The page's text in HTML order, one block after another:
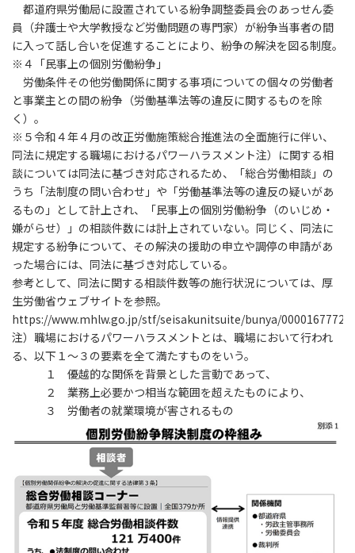
都道府県労働局に設置されている紛争調整委員会のあっせん委
員（弁護士や大学教授など労働問題の専門家）が紛争当事者の間
に入って話し合いを促進することにより、紛争の解決を図る制度。
※４「民事上の個別労働紛争」
労働条件その他労働関係に関する事項についての個々の労働者
と事業主との間の紛争（労働基準法等の違反に関するものを除
く）。
※５令和４年４月の改正労働施策総合推進法の全面施行に伴い、
同法に規定する職場におけるパワーハラスメント注）に関する相
談については同法に基づき対応されるため、「総合労働相談」の
うち「法制度の問い合わせ」や「労働基準法等の違反の疑いがあ
るもの」として計上され、「民事上の個別労働紛争（のいじめ・
嫌がらせ）」の相談件数には計上されていない。同じく、同法に
規定する紛争について、その解決の援助の申立や調停の申請があ
った場合には、同法に基づき対応している。
参考として、同法に関する相談件数等の施行状況については、厚
生労働省ウェブサイトを参照。
https://www.mhlw.go.jp/stf/seisakunitsuite/bunya/
注）職場におけるパワーハラスメントとは、職場において行われ
る、以下１～３の要素を全て満たすものをいう。
１ 優越的な関係を背景とした言動であって、
２ 業務上必要かつ相当な範囲を超えたものにより、
３ 労働者の就業環境が害されるもの